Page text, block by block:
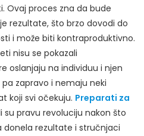
Ovaj proces zna da bude
rezultate, što brzo dovodi do
i može biti kontraproduktivno.
nisu se pokazali
oslanjaju na individuu i njen
zapravo i nemaju neki
koji svi očekuju. Preparati za
su pravu revoluciju nakon što
donela rezultate i stručnjaci